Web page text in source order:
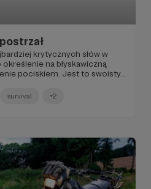
krytycznych słów w
na błyskawiczną
pociskiem. Jest to swoisty
po strzale.
survival +2